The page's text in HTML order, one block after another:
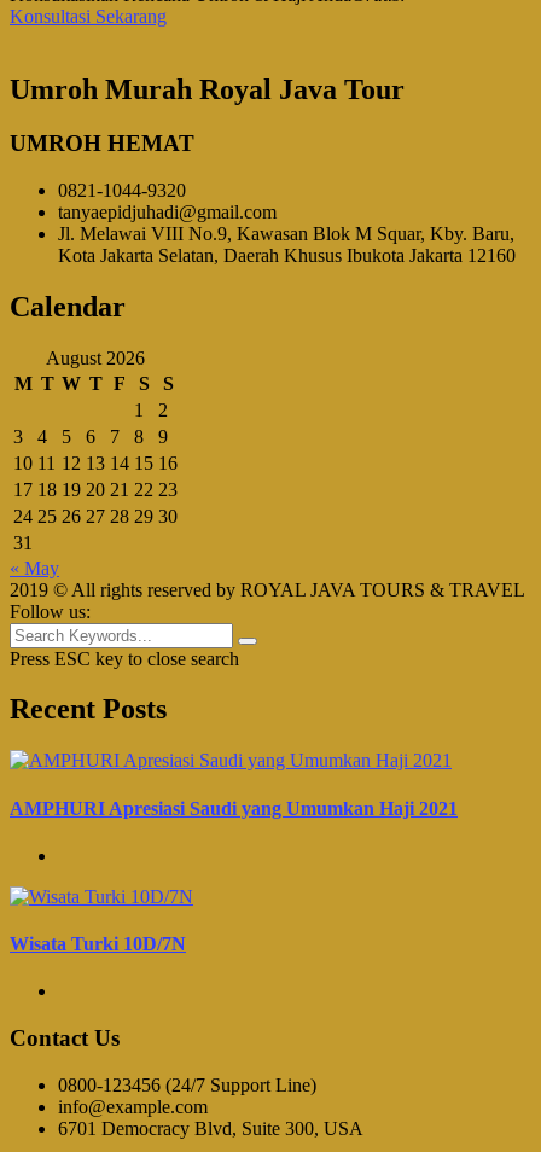
Konsultasi Sekarang
Umroh Murah Royal Java Tour
UMROH HEMAT
0821-1044-9320
tanyaepidjuhadi@gmail.com
Jl. Melawai VIII No.9, Kawasan Blok M Squar, Kby. Baru,
Kota Jakarta Selatan, Daerah Khusus Ibukota Jakarta 12160
Calendar
August 2026
M T W T F S
S
1
2
3
4 5 6 7 8
9
10 11 12 13 14 15 16
17 18 19 20 21 22 23
24 25 26 27 28 29 30
31
« May
2019 © All rights reserved by ROYAL JAVA TOURS & TRAVEL
Follow us:
Press ESC key to close search
Recent Posts
AMPHURI Apresiasi Saudi yang Umumkan Haji 2021
Wisata Turki 10D/7N
Contact Us
0800-123456 (24/7 Support Line)
info@example.com
6701 Democracy Blvd, Suite 300, USA